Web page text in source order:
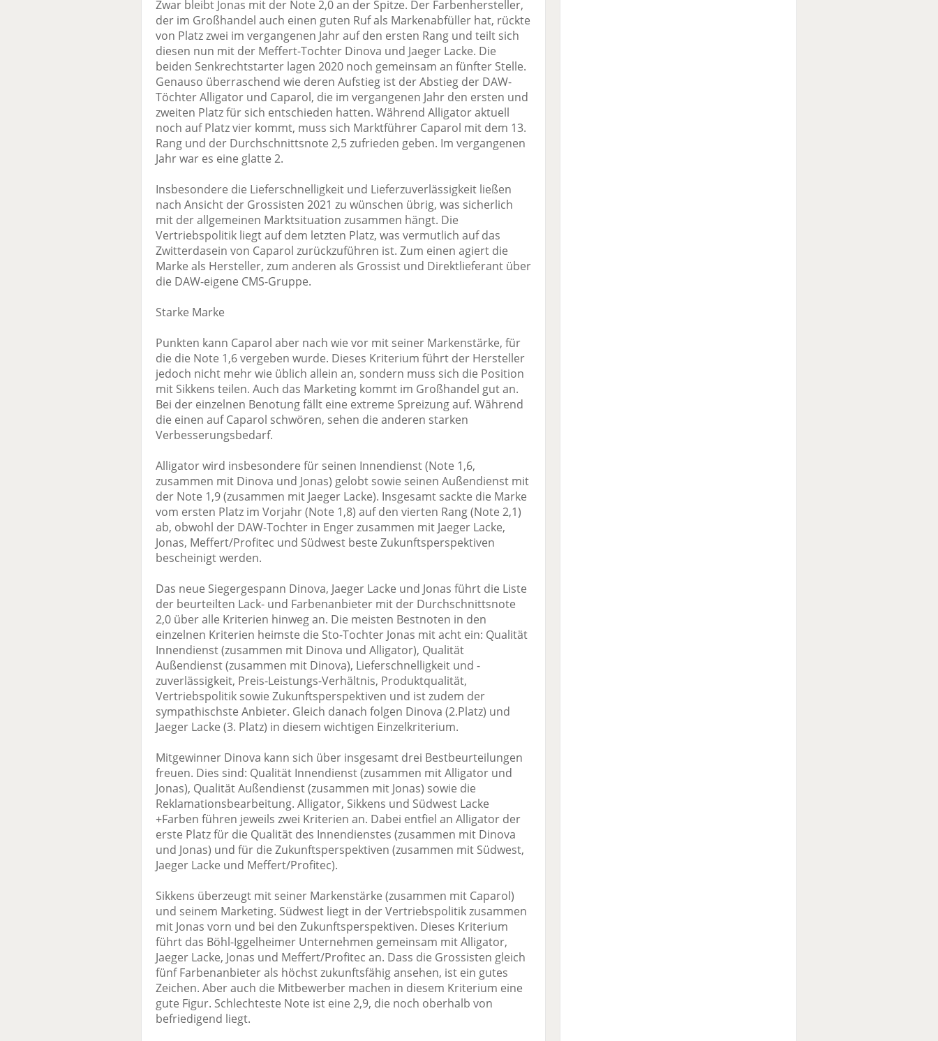
Zwar bleibt Jonas mit der Note 2,0 an der Spitze. Der Farbenhersteller,
der im Großhandel auch einen guten Ruf als Markenabfüller hat, rückte
von Platz zwei im vergangenen Jahr auf den ersten Rang und teilt sich
diesen nun mit der Meffert-Tochter Dinova und Jaeger Lacke. Die
beiden Senkrechtstarter lagen 2020 noch gemeinsam an fünfter Stelle.
Genauso überraschend wie deren Aufstieg ist der Abstieg der DAW-
Töchter Alligator und Caparol, die im vergangenen Jahr den ersten und
zweiten Platz für sich entschieden hatten. Während Alligator aktuell
noch auf Platz vier kommt, muss sich Marktführer Caparol mit dem 13.
Rang und der Durchschnittsnote 2,5 zufrieden geben. Im vergangenen
Jahr war es eine glatte 2.
Insbesondere die Lieferschnelligkeit und Lieferzuverlässigkeit ließen
nach Ansicht der Grossisten 2021 zu wünschen übrig, was sicherlich
mit der allgemeinen Marktsituation zusammen hängt. Die
Vertriebspolitik liegt auf dem letzten Platz, was vermutlich auf das
Zwitterdasein von Caparol zurückzuführen ist. Zum einen agiert die
Marke als Hersteller, zum anderen als Grossist und Direktlieferant über
die DAW-eigene CMS-Gruppe.
Starke Marke
Punkten kann Caparol aber nach wie vor mit seiner Markenstärke, für
die die Note 1,6 vergeben wurde. Dieses Kriterium führt der Hersteller
jedoch nicht mehr wie üblich allein an, sondern muss sich die Position
mit Sikkens teilen. Auch das Marketing kommt im Großhandel gut an.
Bei der einzelnen Benotung fällt eine extreme Spreizung auf. Während
die einen auf Caparol schwören, sehen die anderen starken
Verbesserungsbedarf.
Alligator wird insbesondere für seinen Innendienst (Note 1,6,
zusammen mit Dinova und Jonas) gelobt sowie seinen Außendienst mit
der Note 1,9 (zusammen mit Jaeger Lacke). Insgesamt sackte die Marke
vom ersten Platz im Vorjahr (Note 1,8) auf den vierten Rang (Note 2,1)
ab, obwohl der DAW-Tochter in Enger zusammen mit Jaeger Lacke,
Jonas, Meffert/Profitec und Südwest beste Zukunftsperspektiven
bescheinigt werden.
Das neue Siegergespann Dinova, Jaeger Lacke und Jonas führt die Liste
der beurteilten Lack- und Farbenanbieter mit der Durchschnittsnote
2,0 über alle Kriterien hinweg an. Die meisten Bestnoten in den
einzelnen Kriterien heimste die Sto-Tochter Jonas mit acht ein: Qualität
Innendienst (zusammen mit Dinova und Alligator), Qualität
Außendienst (zusammen mit Dinova), Lieferschnelligkeit und -
zuverlässigkeit, Preis-Leistungs-Verhältnis, Produktqualität,
Vertriebspolitik sowie Zukunftsperspektiven und ist zudem der
sympathischste Anbieter. Gleich danach folgen Dinova (2.Platz) und
Jaeger Lacke (3. Platz) in diesem wichtigen Einzelkriterium.
Mitgewinner Dinova kann sich über insgesamt drei Bestbeurteilungen
freuen. Dies sind: Qualität Innendienst (zusammen mit Alligator und
Jonas), Qualität Außendienst (zusammen mit Jonas) sowie die
Reklamationsbearbeitung. Alligator, Sikkens und Südwest Lacke
+Farben führen jeweils zwei Kriterien an. Dabei entfiel an Alligator der
erste Platz für die Qualität des Innendienstes (zusammen mit Dinova
und Jonas) und für die Zukunftsperspektiven (zusammen mit Südwest,
Jaeger Lacke und Meffert/Profitec).
Sikkens überzeugt mit seiner Markenstärke (zusammen mit Caparol)
und seinem Marketing. Südwest liegt in der Vertriebspolitik zusammen
mit Jonas vorn und bei den Zukunftsperspektiven. Dieses Kriterium
führt das Böhl-Iggelheimer Unternehmen gemeinsam mit Alligator,
Jaeger Lacke, Jonas und Meffert/Profitec an. Dass die Grossisten gleich
fünf Farbenanbieter als höchst zukunftsfähig ansehen, ist ein gutes
Zeichen. Aber auch die Mitbewerber machen in diesem Kriterium eine
gute Figur. Schlechteste Note ist eine 2,9, die noch oberhalb von
befriedigend liegt.